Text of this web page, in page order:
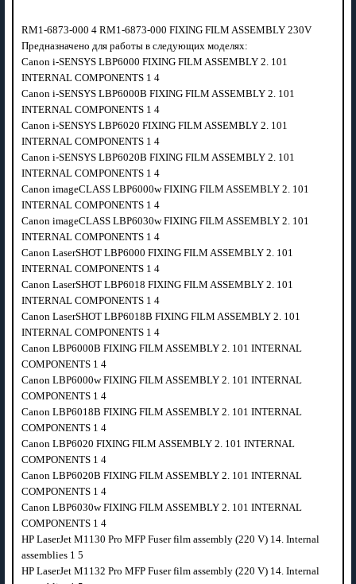
RM1-6873-000 4 RM1-6873-000 FIXING FILM ASSEMBLY 230V
Предназначено для работы в следующих моделях:
Canon i-SENSYS LBP6000 FIXING FILM ASSEMBLY 2. 101
INTERNAL COMPONENTS 1 4
Canon i-SENSYS LBP6000B FIXING FILM ASSEMBLY 2. 101
INTERNAL COMPONENTS 1 4
Canon i-SENSYS LBP6020 FIXING FILM ASSEMBLY 2. 101
INTERNAL COMPONENTS 1 4
Canon i-SENSYS LBP6020B FIXING FILM ASSEMBLY 2. 101
INTERNAL COMPONENTS 1 4
Canon imageCLASS LBP6000w FIXING FILM ASSEMBLY 2. 101
INTERNAL COMPONENTS 1 4
Canon imageCLASS LBP6030w FIXING FILM ASSEMBLY 2. 101
INTERNAL COMPONENTS 1 4
Canon LaserSHOT LBP6000 FIXING FILM ASSEMBLY 2. 101
INTERNAL COMPONENTS 1 4
Canon LaserSHOT LBP6018 FIXING FILM ASSEMBLY 2. 101
INTERNAL COMPONENTS 1 4
Canon LaserSHOT LBP6018B FIXING FILM ASSEMBLY 2. 101
INTERNAL COMPONENTS 1 4
Canon LBP6000B FIXING FILM ASSEMBLY 2. 101 INTERNAL
COMPONENTS 1 4
Canon LBP6000w FIXING FILM ASSEMBLY 2. 101 INTERNAL
COMPONENTS 1 4
Canon LBP6018B FIXING FILM ASSEMBLY 2. 101 INTERNAL
COMPONENTS 1 4
Canon LBP6020 FIXING FILM ASSEMBLY 2. 101 INTERNAL
COMPONENTS 1 4
Canon LBP6020B FIXING FILM ASSEMBLY 2. 101 INTERNAL
COMPONENTS 1 4
Canon LBP6030w FIXING FILM ASSEMBLY 2. 101 INTERNAL
COMPONENTS 1 4
HP LaserJet M1130 Pro MFP Fuser film assembly (220 V) 14. Internal
assemblies 1 5
HP LaserJet M1132 Pro MFP Fuser film assembly (220 V) 14. Internal